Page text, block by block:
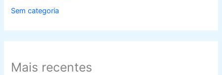
Sem categoria
Mais recentes